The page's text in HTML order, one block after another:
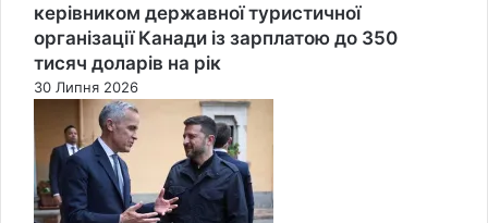
керівником державної туристичної
організації Канади із зарплатою до 350
тисяч доларів на рік
30 Липня 2026